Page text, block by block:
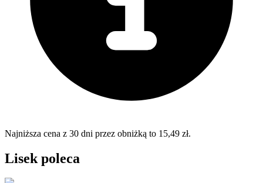
Najniższa cena z 30 dni przez obniżką to 15,49 zł.
Lisek poleca